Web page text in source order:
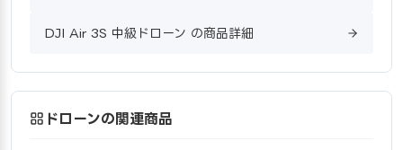
DJI Air 3S 中級ドローン の商品詳細
ドローンの関連商品